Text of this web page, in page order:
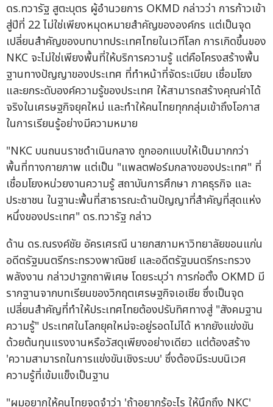
ดร.ทวารัฐ สูตะบุตร ผู้อำนวยการ OKMD กล่าวว่า การก้าวเข้า
สู่ปีที่ 22 ไม่ใช่เพียงหมุดหมายสำคัญขององค์กร แต่เป็นจุด
เปลี่ยนสำคัญของบทบาทประเทศไทยในเวทีโลก การเกิดขึ้นของ
NKC จะไม่ใช่เพียงพื้นที่ให้บริการความรู้ แต่คือโครงสร้างพื้น
ฐานทางปัญญาของประเทศ ที่ทำหน้าที่จัดระเบียบ เชื่อมโยง
และยกระดับองค์ความรู้ของประเทศ ให้สามารถสร้างคุณค่าได้
จริงในเศรษฐกิจยุคใหม่ และทำให้คนไทยทุกกลุ่มเข้าถึงโอกาส
ในการเรียนรู้อย่างมีความหมาย
"NKC บนถนนราชดำเนินกลาง ถูกออกแบบให้เป็นมากกว่า
พื้นที่ทางกายภาพ แต่เป็น "แพลตฟอร์มกลางของประเทศ" ที่
เชื่อมโยงหน่วยงานความรู้ สถาบันการศึกษา ภาคธุรกิจ และ
ประชาชน ในฐานะพื้นที่สาธารณะด้านปัญญาที่สำคัญที่สุดแห่ง
หนึ่งของประเทศ" ดร.ทวารัฐ กล่าว
ด้าน ดร.ณรงค์ชัย อัครเศรณี นายกสภามหาวิทยาลัยขอนแก่น
อดีตรัฐมนตรีกระทรวงพาณิชย์ และอดีตรัฐมนตรีกระทรวง
พลังงาน กล่าวปาฐกถาพิเศษ โดยระบุว่า การก่อตั้ง OKMD มี
รากฐานจากบทเรียนของวิกฤตเศรษฐกิจเอเชีย ซึ่งเป็นจุด
เปลี่ยนสำคัญที่ทำให้ประเทศไทยต้องปรับทิศทางสู่ "สังคมฐาน
ความรู้" ประเทศในโลกยุคใหม่จะอยู่รอดไม่ได้ หากยังแข่งขัน
ด้วยต้นทุนแรงงานหรือวัสดุเพียงอย่างเดียว แต่ต้องสร้าง
'ความสามารถในการแข่งขันเชิงระบบ' ซึ่งต้องมีระบบนิเวศ
ความรู้ที่เข้มแข็งเป็นฐาน
"ผมอยากให้คนไทยจดจำว่า 'ถ้าอยากรู้อะไร ให้นึกถึง NKC'